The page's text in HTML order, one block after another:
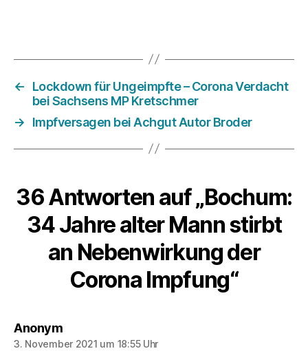
←
Lockdown für Ungeimpfte – Corona Verdacht
bei Sachsens MP Kretschmer
→
Impfversagen bei Achgut Autor Broder
36 Antworten auf „Bochum:
34 Jahre alter Mann stirbt
an Nebenwirkung der
Corona Impfung“
Anonymsagt:
3. November 2021 um 18:55 Uhr